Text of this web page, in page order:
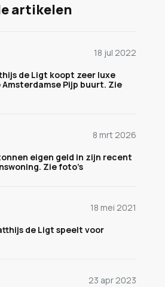
artikelen
18 jul 2022
de Ligt koopt zeer luxe
Pijp buurt. Zie
8 mrt 2026
eigen geld in zijn recent
Zie foto’s
18 mei 2021
de Ligt speelt voor
23 apr 2023